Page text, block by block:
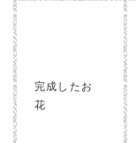
完成したお
花